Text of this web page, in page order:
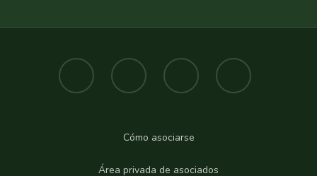
Cómo asociarse
Área privada de asociados